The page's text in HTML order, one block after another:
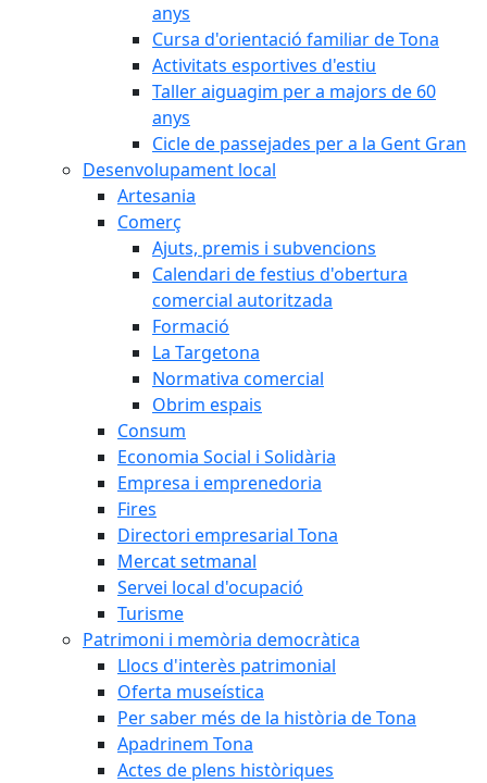
anys
Cursa d'orientació familiar de Tona
Activitats esportives d'estiu
Taller aiguagim per a majors de 60
anys
Cicle de passejades per a la Gent Gran
Desenvolupament local
Artesania
Comerç
Ajuts, premis i subvencions
Calendari de festius d'obertura
comercial autoritzada
Formació
La Targetona
Normativa comercial
Obrim espais
Consum
Economia Social i Solidària
Empresa i emprenedoria
Fires
Directori empresarial Tona
Mercat setmanal
Servei local d'ocupació
Turisme
Patrimoni i memòria democràtica
Llocs d'interès patrimonial
Oferta museística
Per saber més de la història de Tona
Apadrinem Tona
Actes de plens històriques